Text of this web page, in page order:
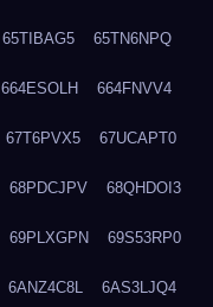
65TIBAG5 65TN6NPQ
664ESOLH 664FNVV4
67T6PVX5 67UCAPT0
68PDCJPV 68QHDOI3
69PLXGPN 69S53RP0
6ANZ4C8L 6AS3LJQ4